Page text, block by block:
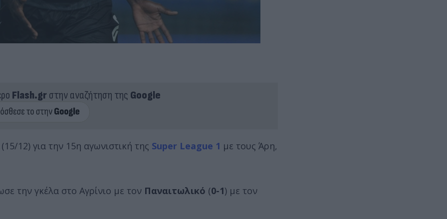
Flash.grστην αναζήτηση της Google
12) για την 15η αγωνιστική της Super League 1 με τους Άρη,
την γκέλα στο Αγρίνιο με τον Παναιτωλικό (0-1) με τον